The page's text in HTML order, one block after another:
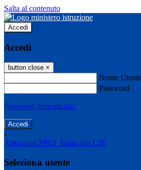
Salta al contenuto
Accedi
Accedi
button close ×
Nome Utente
Password
Password dimenticata?
-
Entra con SPID Entra con CIE
Seleziona utente